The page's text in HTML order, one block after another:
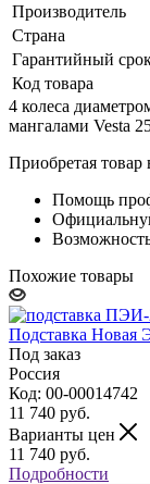
Производитель
Страна
Гарантийный
Код товара
4 колеса
мангалами Vesta
Приобретая
Помощь
Похожие товары
Подставка Новая
Под заказ
Россия
Код: 00-00014742
11 740 руб.
Варианты цен
11 740 руб.
Подробности